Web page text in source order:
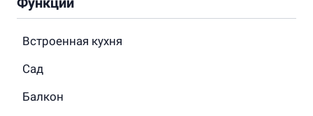
Встроенная кухня
Сад
Балкон